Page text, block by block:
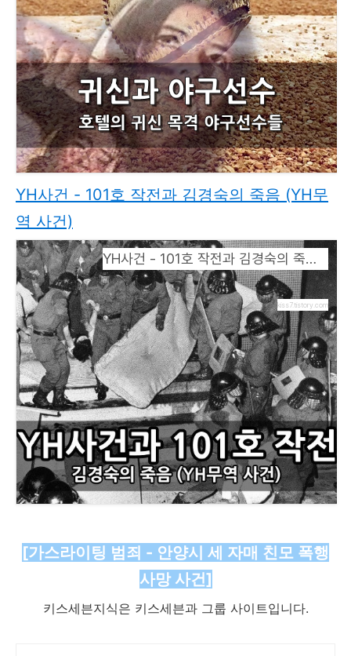
YH사건 - 101호 작전과 김경숙의 죽음 (YH무
역 사건)
YH사건 - 101호 작전과 김경숙의 죽음 (YH무역 사건)
kiss7.tistory.com
[가스라이팅 범죄 - 안양시 세 자매 친모 폭행
사망 사건]
키스세븐지식은 키스세븐과 그룹 사이트입니다.